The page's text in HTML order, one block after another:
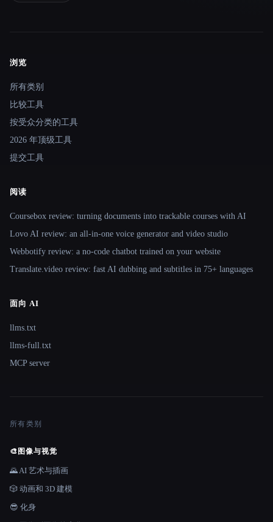
Site navigation
浏览
所有类别
比较工具
按受众分类的工具
2026 年顶级工具
提交工具
阅读
Coursebox review: turning documents into trackable courses with AI
Lovo AI review: an all-in-one voice generator and video studio
Webbotify review: a no-code chatbot trained on your website
Translate.video review: fast AI dubbing and subtitles in 75+ languages
面向 AI
llms.txt
llms-full.txt
MCP server
所有类别
🎨 图像与视觉
🌄 AI 艺术与插画
🎲 动画和 3D 建模
😎 化身